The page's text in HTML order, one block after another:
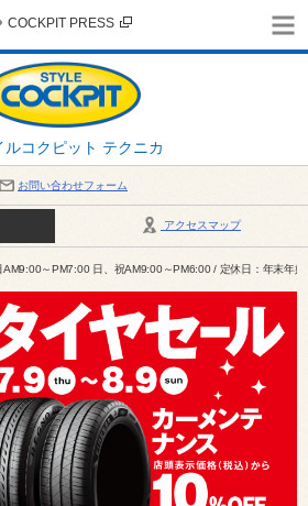
ルコクピット テクニカ
COCKPIT PRESS
お問い合わせフォーム
アクセスマップ
AM9:00～PM7:00 日、祝AM9:00～PM6:00 / 定休日：年末年